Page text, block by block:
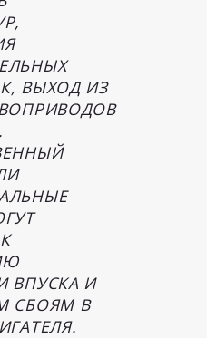
ВЫХОД ИЗ
ВПУСКА И
СБОЯМ В